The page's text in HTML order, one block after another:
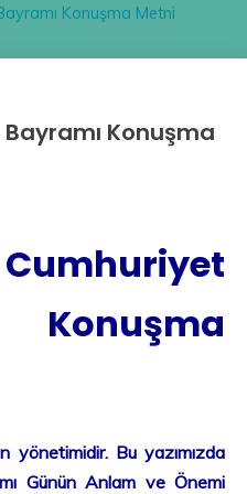
Konuşma Metni
Konuşma
yönetimidir. Bu yazımızda
Günün Anlam ve Önemi